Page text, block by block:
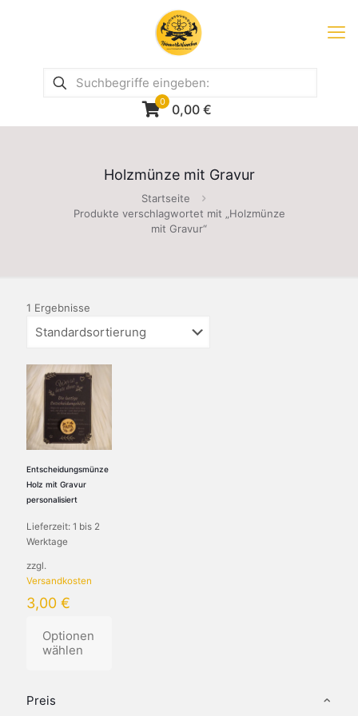
0 0,00 €
Holzmünze mit Gravur
Startseite
Produkte verschlagwortet mit „Holzmünze
mit Gravur“
Preis
1 Ergebnisse
Entscheidungsmünze
Holz mit Gravur
personalisiert
Lieferzeit: 1 bis 2
Werktage
zzgl.
Versandkosten
3,00 €
Optionen
wählen
Produkt